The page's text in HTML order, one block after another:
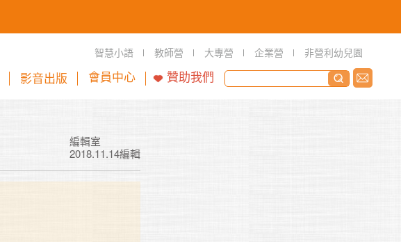
智慧小語 教師營 大專營 企業營 非營利幼兒園
影音出版 會員中心 贊助我們
編輯室
2018.11.14編輯